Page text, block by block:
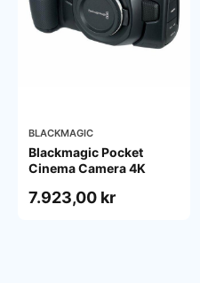
BLACKMAGIC
Blackmagic Pocket
Cinema Camera 4K
7.923,00 kr